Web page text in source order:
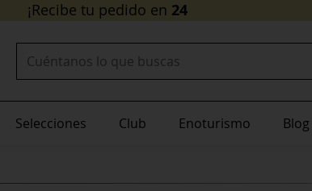
¡Recibe tu pedido en24/48 horas
Selecciones Club Enoturismo Blog